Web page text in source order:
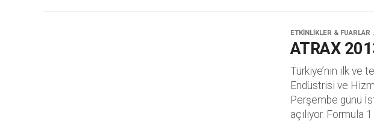
ETKINLIKLER & FUARLAR
ATRAX
Türkiye’nin ilk ve
Endüstrisi ve
Perşembe günü
açılıyor. Formula